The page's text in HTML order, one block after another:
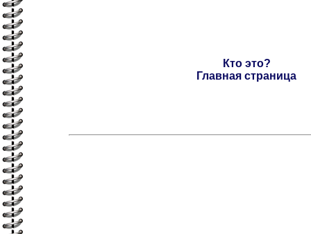
Кто это?
Главная страница